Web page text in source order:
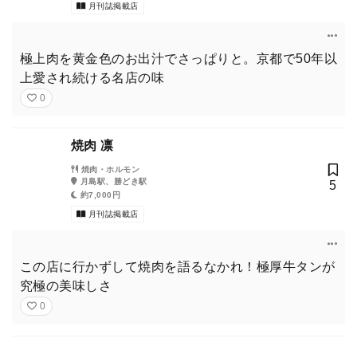
月刊誌掲載店
極上肉を黄金色のお出汁でさっぱりと。京都で50年以
上愛され続ける名店の味
0
焼肉 凛
焼肉・ホルモン
月島駅、勝どき駅
約7,000円
月刊誌掲載店
5
この店に行かずして焼肉を語るなかれ！極厚牛タンが
究極の美味しさ
0